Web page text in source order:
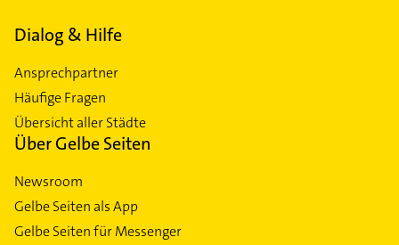
Dialog & Hilfe
Ansprechpartner
Häufige Fragen
Übersicht aller Städte
Über Gelbe Seiten
Newsroom
Gelbe Seiten als App
Gelbe Seiten für Messenger